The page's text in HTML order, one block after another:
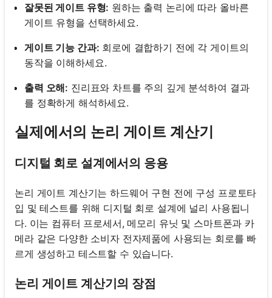
잘못된 게이트 유형: 원하는 출력 논리에 따라 올바른
게이트 유형을 선택하세요.
게이트 기능 간과: 회로에 결합하기 전에 각 게이트의
동작을 이해하세요.
출력 오해: 진리표와 차트를 주의 깊게 분석하여 결과
를 정확하게 해석하세요.
실제에서의 논리 게이트 계산기
디지털 회로 설계에서의 응용
논리 게이트 계산기는 하드웨어 구현 전에 구성 프로토타
입 및 테스트를 위해 디지털 회로 설계에 널리 사용됩니
다. 이는 컴퓨터 프로세서, 메모리 유닛 및 스마트폰과 카
메라 같은 다양한 소비자 전자제품에 사용되는 회로를 빠
르게 생성하고 테스트할 수 있습니다.
논리 게이트 계산기의 장점